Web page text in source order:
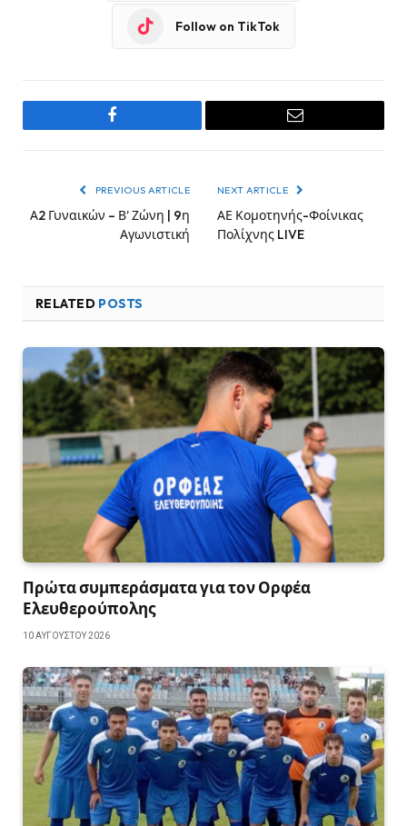
Follow on TikTok
Facebook Email
PREVIOUS ARTICLE
Α2 Γυναικών – Β’ Ζώνη | 9η
Αγωνιστική
NEXT ARTICLE
ΑΕ Κομοτηνής-Φοίνικας
Πολίχνης LIVE
RELATED POSTS
Πρώτα συμπεράσματα για τον Ορφέα
Ελευθερούπολης
10 ΑΥΓΟΎΣΤΟΥ 2026